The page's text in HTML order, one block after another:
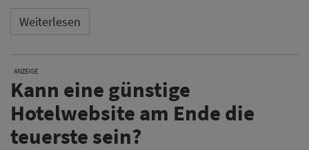
Weiterlesen
ANZEIGE
Kann eine günstige
Hotelwebsite am Ende die
teuerste sein?